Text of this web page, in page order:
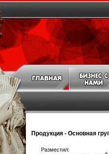
Продукция - Основная
Разместил: